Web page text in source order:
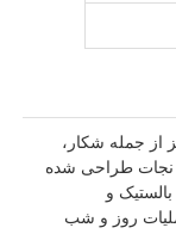
از جمله شکار،
نجات طراحی شده
و
روز و شب